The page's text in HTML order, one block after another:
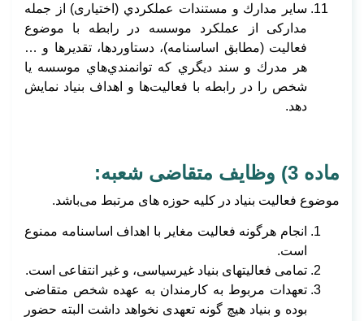
سایر مدارك و مستندات عملكردي (اختیاری) از جمله
مدارکی از عملكرد موسسه در رابطه با موضوع
فعاليت (مطابق اساسنامه)، دستاوردها، تقديرها و …
هر مدرك و سند ديگري كه توانمندي‌هاي موسسه یا
شخص را در رابطه با فعاليت‌ها و اهداف بنیاد نمايش
دهد.
ماده 3) وظایف متقاضی شعبه:
موضوع فعالیت بنیاد در کلیه حوزه های مرتبط می‌باشد.
انجام هرگونه فعالیت مغایر با اهداف اساسنامه ممنوع
است.
تمامی فعالیتهای بنیاد غیرسیاسی، و غیر انتفاعی است.
تعهدات مربوط به کارمندان به عهده شخص متقاضی
بوده و بنیاد هیچ گونه تعهدی نخواهد داشت البته حضور